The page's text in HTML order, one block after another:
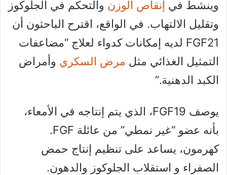
وينشط في إنقاص الوزن والتحكم في الجلوكوز
وتقليل الالتهاب. في الواقع، اقترح الباحثون أن
FGF21 لديه إمكانات كدواء لعلاج “مضاعفات
التمثيل الغذائي مثل مرض السكري وأمراض
الكبد الدهنية.”
يوصف FGF19، الذي يتم إنتاجه في الأمعاء،
بأنه عضو “غير نمطي” من عائلة FGF.
كهرمون، يساعد على تنظيم إنتاج حمض
الصفراء و استقلاب الجلوكوز والدهون.